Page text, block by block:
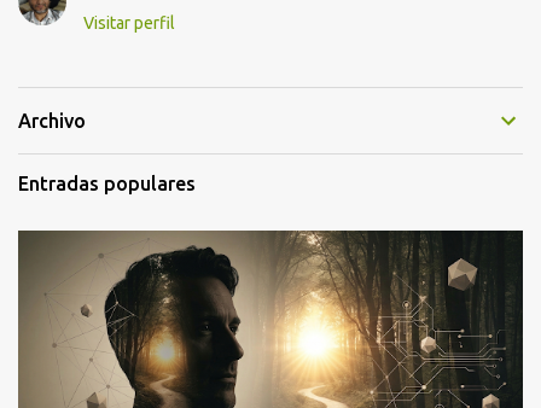
Visitar perfil
Archivo
Entradas populares